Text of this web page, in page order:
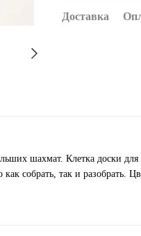
Доставка
шахмат. Клетка доски
собрать, так и разобрать.